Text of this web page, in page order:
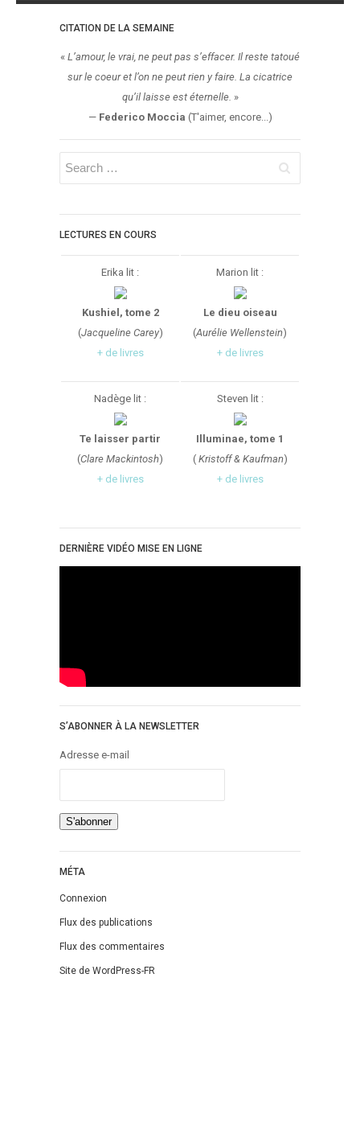
CITATION DE LA SEMAINE
« L’amour, le vrai, ne peut pas s’effacer. Il reste tatoué
sur le coeur et l’on ne peut rien y faire. La cicatrice
qu’il laisse est éternelle. »
— Federico Moccia (T'aimer, encore...)
LECTURES EN COURS
Erika lit :
Kushiel, tome 2
(Jacqueline Carey)
+ de livres
Marion lit :
Le dieu oiseau
(Aurélie Wellenstein)
+ de livres
Nadège lit :
Te laisser partir
(Clare Mackintosh)
+ de livres
Steven lit :
Illuminae, tome 1
(Kristoff & Kaufman)
+ de livres
DERNIÈRE VIDÉO MISE EN LIGNE
S’ABONNER À LA NEWSLETTER
Adresse e-mail
MÉTA
Connexion
Flux des publications
Flux des commentaires
Site de WordPress-FR